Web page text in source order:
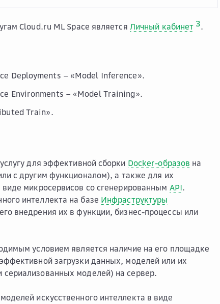
Cloud.ru ML Space является Личный кабинет 3.
Deployments – «Model Inference».
Environments – «Model Training».
Train».
для эффективной сборки Docker-образов на
с другим функционалом), а также для их
виде микросервисов со сгенерированным API.
интеллекта на базе Инфраструктуры
внедрения их в функции, бизнес-процессы или
условием является наличие на его площадке
загрузки данных, моделей или их
моделей) на сервер.
искусственного интеллекта в виде